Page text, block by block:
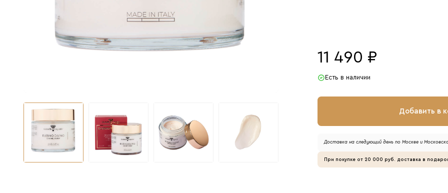
11 490 ₽
Есть в наличии
Добавить в
Доставка на следующий день по Москве и
При покупке от 20 000 руб. доставка в